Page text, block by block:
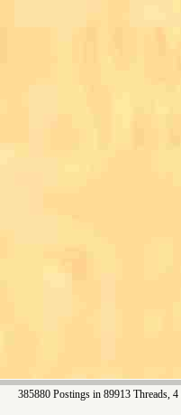
385880 Postings in 89913 Threads,